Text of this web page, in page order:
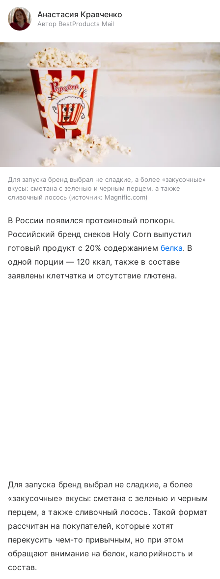
Анастасия Кравченко
Автор BestProducts Mail
Для запуска бренд выбрал не сладкие, а более «закусочные»
вкусы: сметана с зеленью и черным перцем, а также
сливочный лосось
источник: Magnific.com
В России появился протеиновый попкорн.
Российский бренд снеков Holy Corn выпустил
готовый продукт с 20% содержанием белка. В
одной порции — 120 ккал, также в составе
заявлены клетчатка и отсутствие глютена.
Для запуска бренд выбрал не сладкие, а более
«закусочные» вкусы: сметана с зеленью и черным
перцем, а также сливочный лосось. Такой формат
рассчитан на покупателей, которые хотят
перекусить чем-то привычным, но при этом
обращают внимание на белок, калорийность и
состав.